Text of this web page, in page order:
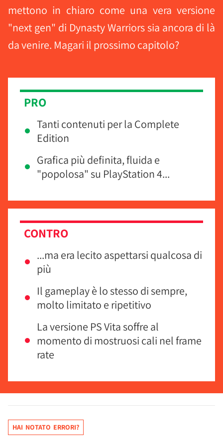
mettono in chiaro come una vera versione
"next gen" di Dynasty Warriors sia ancora di là
da venire. Magari il prossimo capitolo?
PRO
Tanti contenuti per la Complete
Edition
Grafica più definita, fluida e
"popolosa" su PlayStation 4...
CONTRO
...ma era lecito aspettarsi qualcosa di
più
Il gameplay è lo stesso di sempre,
molto limitato e ripetitivo
La versione PS Vita soffre al
momento di mostruosi cali nel frame
rate
HAI NOTATO ERRORI?